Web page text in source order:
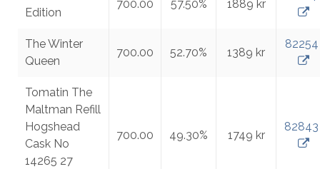
Edition
700.00 57.50% 1889 kr
The Winter
Queen
700.00 52.70% 1389 kr
82254
Tomatin The
Maltman Refill
Hogshead
Cask No
14265 27
700.00 49.30% 1749 kr
82843